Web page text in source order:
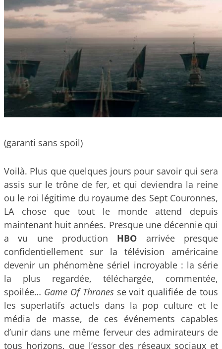
(garanti sans spoil)
Voilà. Plus que quelques jours pour savoir qui sera
assis sur le trône de fer, et qui deviendra la reine
ou le roi légitime du royaume des Sept Couronnes,
LA chose que tout le monde attend depuis
maintenant huit années. Presque une décennie qui
a vu une production HBO arrivée presque
confidentiellement sur la télévision américaine
devenir un phénomène sériel incroyable : la série
la plus regardée, téléchargée, commentée,
spoilée… Game Of Thronesse voit qualifiée de tous
les superlatifs actuels dans la pop culture et le
média de masse, de ces événements capables
d’unir dans une même ferveur des admirateurs de
tous horizons, que l’essor des réseaux sociaux et